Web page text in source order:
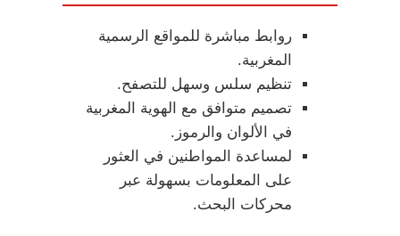
روابط مباشرة للمواقع الرسمية
المغربية.
تنظيم سلس وسهل للتصفح.
تصميم متوافق مع الهوية المغربية
في الألوان والرموز.
لمساعدة المواطنين في العثور
على المعلومات بسهولة عبر
محركات البحث.